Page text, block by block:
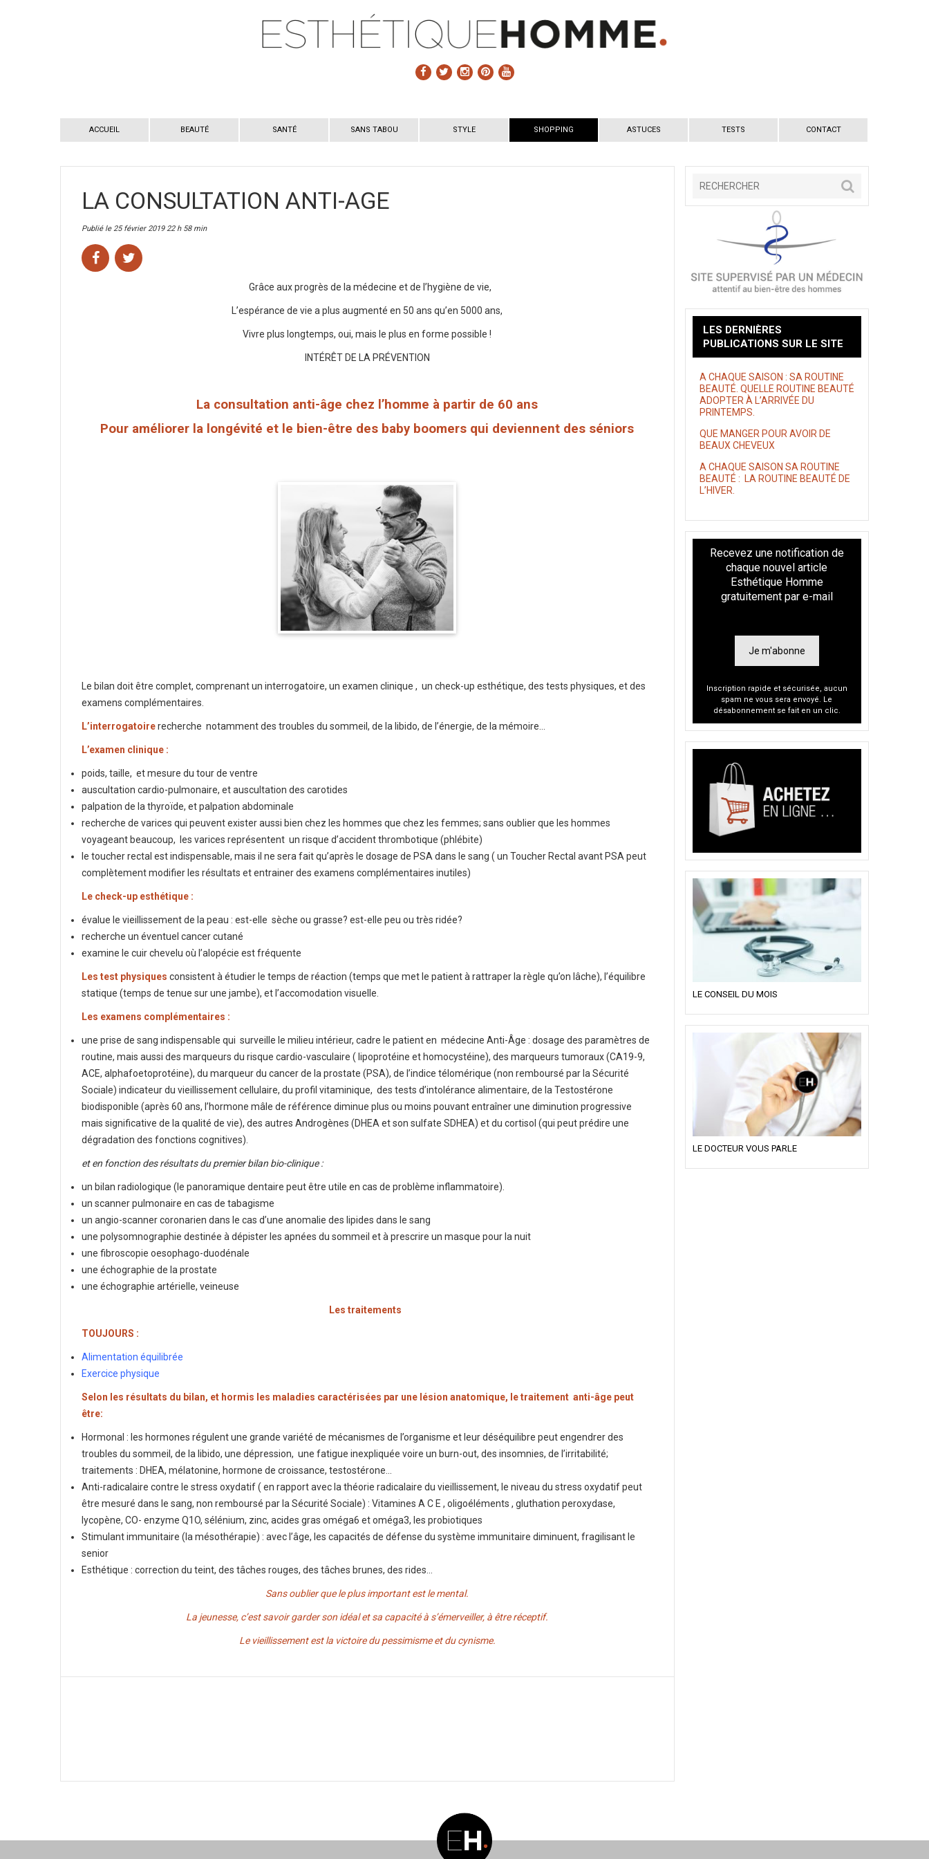
ACCUEIL BEAUTÉ SANTÉ SANS TABOU STYLE SHOPPING ASTUCES TESTS CONTACT
LA CONSULTATION ANTI-AGE
Publié le 25 février 2019 22 h 58 min
Grâce aux progrès de la médecine et de l’hygiène de vie,
L’espérance de vie a plus augmenté en 50 ans qu’en 5000 ans,
Vivre plus longtemps, oui, mais le plus en forme possible !
INTÉRÊT DE LA PRÉVENTION
La consultation anti-âge chez l’homme à partir de 60 ans
Pour améliorer la longévité et le bien-être des baby boomers qui deviennent des séniors
Le bilan doit être complet, comprenant un interrogatoire, un examen clinique , un check-up esthétique, des tests physiques, et des
examens complémentaires.
L’interrogatoirerecherche notamment des troubles du sommeil, de la libido, de l’énergie, de la mémoire…
L’examen clinique :
poids, taille, et mesure du tour de ventre
auscultation cardio-pulmonaire, et auscultation des carotides
palpation de la thyroïde, et palpation abdominale
recherche de varices qui peuvent exister aussi bien chez les hommes que chez les femmes; sans oublier que les hommes
voyageant beaucoup, les varices représentent un risque d’accident thrombotique (phlébite)
le toucher rectal est indispensable, mais il ne sera fait qu’après le dosage de PSA dans le sang ( un Toucher Rectal avant PSA peut
complètement modifier les résultats et entrainer des examens complémentaires inutiles)
Le check-up esthétique :
évalue le vieillissement de la peau : est-elle sèche ou grasse? est-elle peu ou très ridée?
recherche un éventuel cancer cutané
examine le cuir chevelu où l’alopécie est fréquente
Les test physiques consistent à étudier le temps de réaction (temps que met le patient à rattraper la règle qu’on lâche), l’équilibre
statique (temps de tenue sur une jambe), et l’accomodation visuelle.
Les examens complémentaires :
une prise de sang indispensable qui surveille le milieu intérieur, cadre le patient en médecine Anti-Âge : dosage des paramètres de
routine, mais aussi des marqueurs du risque cardio-vasculaire ( lipoprotéine et homocystéine), des marqueurs tumoraux (CA19-9,
ACE, alphafoetoprotéine), du marqueur du cancer de la prostate (PSA), de l’indice télomérique (non remboursé par la Sécurité
Sociale) indicateur du vieillissement cellulaire, du profil vitaminique, des tests d’intolérance alimentaire, de la Testostérone
biodisponible (après 60 ans, l’hormone mâle de référence diminue plus ou moins pouvant entraîner une diminution progressive
mais significative de la qualité de vie), des autres Androgènes (DHEA et son sulfate SDHEA) et du cortisol (qui peut prédire une
dégradation des fonctions cognitives).
et en fonction des résultats du premier bilan bio-clinique :
un bilan radiologique (le panoramique dentaire peut être utile en cas de problème inflammatoire).
un scanner pulmonaire en cas de tabagisme
un angio-scanner coronarien dans le cas d’une anomalie des lipides dans le sang
une polysomnographie destinée à dépister les apnées du sommeil et à prescrire un masque pour la nuit
une fibroscopie oesophago-duodénale
une échographie de la prostate
une échographie artérielle, veineuse
Les traitements
TOUJOURS :
Alimentation équilibrée
Exercice physique
Selon les résultats du bilan, et hormis les maladies caractérisées par une lésion anatomique, le traitement anti-âge peut
être:
Hormonal : les hormones régulent une grande variété de mécanismes de l’organisme et leur déséquilibre peut engendrer des
troubles du sommeil, de la libido, une dépression, une fatigue inexpliquée voire un burn-out, des insomnies, de l’irritabilité;
traitements : DHEA, mélatonine, hormone de croissance, testostérone…
Anti-radicalaire contre le stress oxydatif ( en rapport avec la théorie radicalaire du vieillissement, le niveau du stress oxydatif peut
être mesuré dans le sang, non remboursé par la Sécurité Sociale) : Vitamines A C E , oligoéléments , gluthation peroxydase,
lycopène, CO- enzyme Q1O, sélénium, zinc, acides gras oméga6 et oméga3, les probiotiques
Stimulant immunitaire (la mésothérapie) : avec l’âge, les capacités de défense du système immunitaire diminuent, fragilisant le
senior
Esthétique : correction du teint, des tâches rouges, des tâches brunes, des rides…
Sans oublier que le plus important est le mental.
La jeunesse, c’est savoir garder son idéal et sa capacité à s’émerveiller, à être réceptif.
Le vieillissement est la victoire du pessimisme et du cynisme.
LES DERNIÈRES
PUBLICATIONS SUR LE SITE
A CHAQUE SAISON : SA ROUTINE
BEAUTÉ. QUELLE ROUTINE BEAUTÉ
ADOPTER À L’ARRIVÉE DU
PRINTEMPS.
QUE MANGER POUR AVOIR DE
BEAUX CHEVEUX
A CHAQUE SAISON SA ROUTINE
BEAUTÉ : LA ROUTINE BEAUTÉ DE
L’HIVER.
Recevez une notification de
chaque nouvel article
Esthétique Homme
gratuitement par e-mail
Je m'abonne
Inscription rapide et sécurisée, aucun
spam ne vous sera envoyé. Le
désabonnement se fait en un clic.
LE CONSEIL DU MOIS
LE DOCTEUR VOUS PARLE